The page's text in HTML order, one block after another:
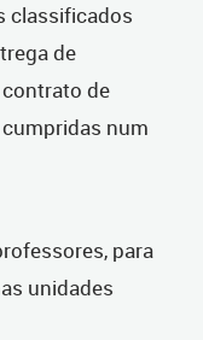
classificados
de
de
num
para
unidades